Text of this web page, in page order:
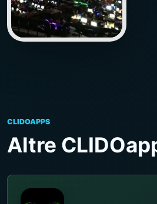
CLIDOAPPS
Altre